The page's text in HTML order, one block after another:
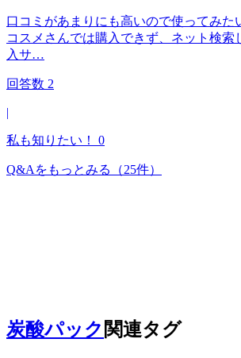
口コミがあまりにも高いので使ってみた
コスメさんでは購入できず、ネット検索
入サ…
回答数 2
|
私も知りたい！ 0
Q&Aをもっとみる （25件）
炭酸パック 関連タグ